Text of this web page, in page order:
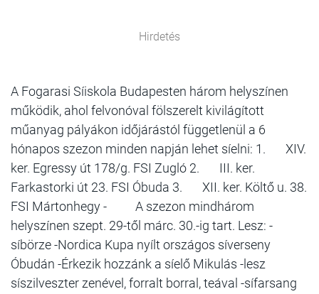
Hirdetés
A Fogarasi Síiskola Budapesten három helyszínen
működik, ahol felvonóval fölszerelt kivilágított
műanyag pályákon időjárástól függetlenül a 6
hónapos szezon minden napján lehet síelni: 1. XIV.
ker. Egressy út 178/g. FSI Zugló 2. III. ker.
Farkastorki út 23. FSI Óbuda 3. XII. ker. Költő u. 38.
FSI Mártonhegy - A szezon mindhárom
helyszínen szept. 29-től márc. 30.-ig tart. Lesz: -
síbörze -Nordica Kupa nyílt országos síverseny
Óbudán -Érkezik hozzánk a síelő Mikulás -lesz
síszilveszter zenével, forralt borral, teával -sífarsang